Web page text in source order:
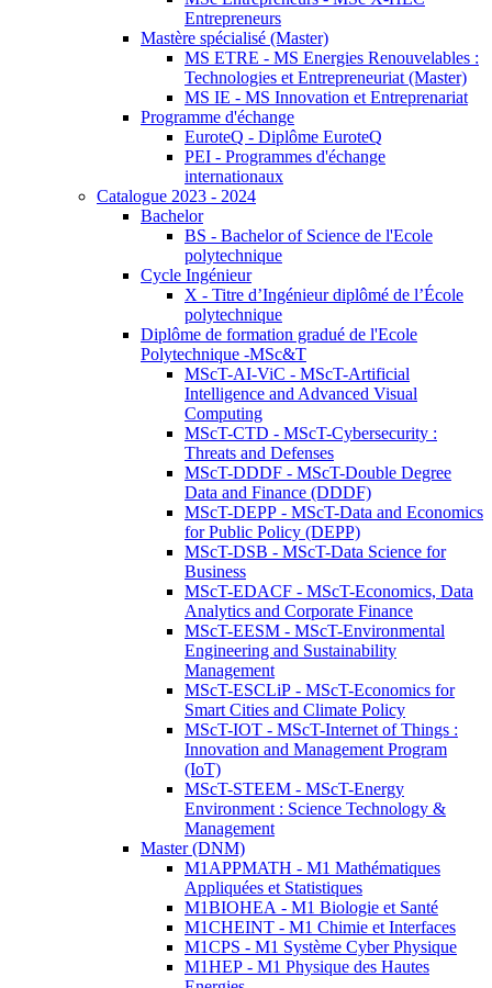
Entrepreneurs
Mastère spécialisé (Master)
MS ETRE - MS Energies Renouvelables :
Technologies et Entrepreneuriat (Master)
MS IE - MS Innovation et Entreprenariat
Programme d'échange
EuroteQ - Diplôme EuroteQ
PEI - Programmes d'échange
internationaux
Catalogue 2023 - 2024
Bachelor
BS - Bachelor of Science de l'Ecole
polytechnique
Cycle Ingénieur
X - Titre d’Ingénieur diplômé de l’École
polytechnique
Diplôme de formation gradué de l'Ecole
Polytechnique -MSc&T
MScT-AI-ViC - MScT-Artificial
Intelligence and Advanced Visual
Computing
MScT-CTD - MScT-Cybersecurity :
Threats and Defenses
MScT-DDDF - MScT-Double Degree
Data and Finance (DDDF)
MScT-DEPP - MScT-Data and Economics
for Public Policy (DEPP)
MScT-DSB - MScT-Data Science for
Business
MScT-EDACF - MScT-Economics, Data
Analytics and Corporate Finance
MScT-EESM - MScT-Environmental
Engineering and Sustainability
Management
MScT-ESCLiP - MScT-Economics for
Smart Cities and Climate Policy
MScT-IOT - MScT-Internet of Things :
Innovation and Management Program
(IoT)
MScT-STEEM - MScT-Energy
Environment : Science Technology &
Management
Master (DNM)
M1APPMATH - M1 Mathématiques
Appliquées et Statistiques
M1BIOHEA - M1 Biologie et Santé
M1CHEINT - M1 Chimie et Interfaces
M1CPS - M1 Système Cyber Physique
M1HEP - M1 Physique des Hautes